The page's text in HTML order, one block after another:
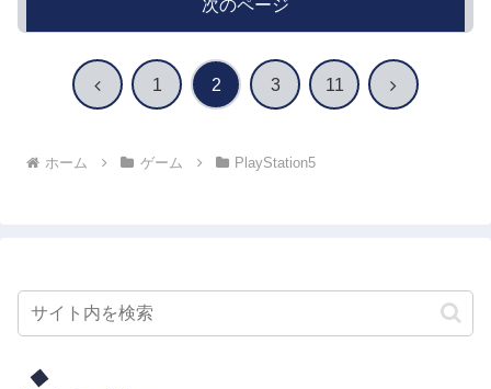
次のページ
前 1 2 3 11 次
ホーム ゲーム PlayStation5